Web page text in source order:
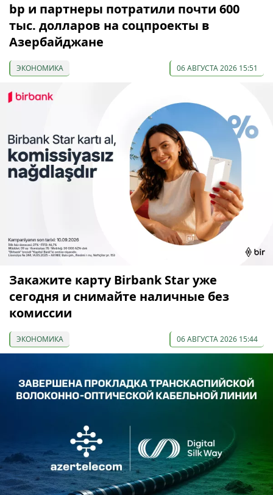
bp и партнеры потратили почти 600
тыс. долларов на соцпроекты в
Азербайджане
ЭКОНОМИКА 06 АВГУСТА 2026 15:51
Закажите карту Birbank Star уже
сегодня и снимайте наличные без
комиссии
ЭКОНОМИКА 06 АВГУСТА 2026 15:44